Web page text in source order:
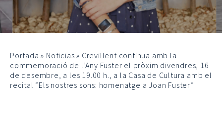
Portada » Noticias » Crevillent continua amb la
commemoració de l’Any Fuster el pròxim divendres, 16
de desembre, a les 19.00 h., a la Casa de Cultura amb el
recital “Els nostres sons: homenatge a Joan Fuster”